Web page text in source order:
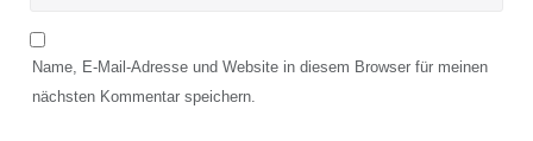
Name, E-Mail-Adresse und Website in diesem Browser für meinen
nächsten Kommentar speichern.